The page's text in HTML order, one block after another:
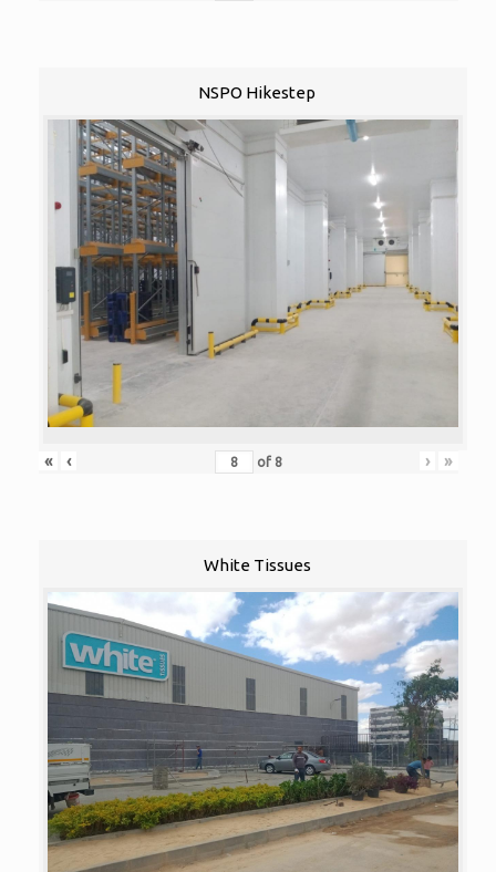
NSPO Hikestep
« ‹ of 8 › »
White Tissues